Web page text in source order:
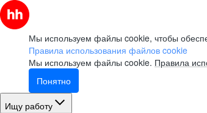
Мы используем файлы cookie, чтобы
Правила использования файлов cookie
Мы используем файлы cookie. Правила
Понятно
Ищу работу